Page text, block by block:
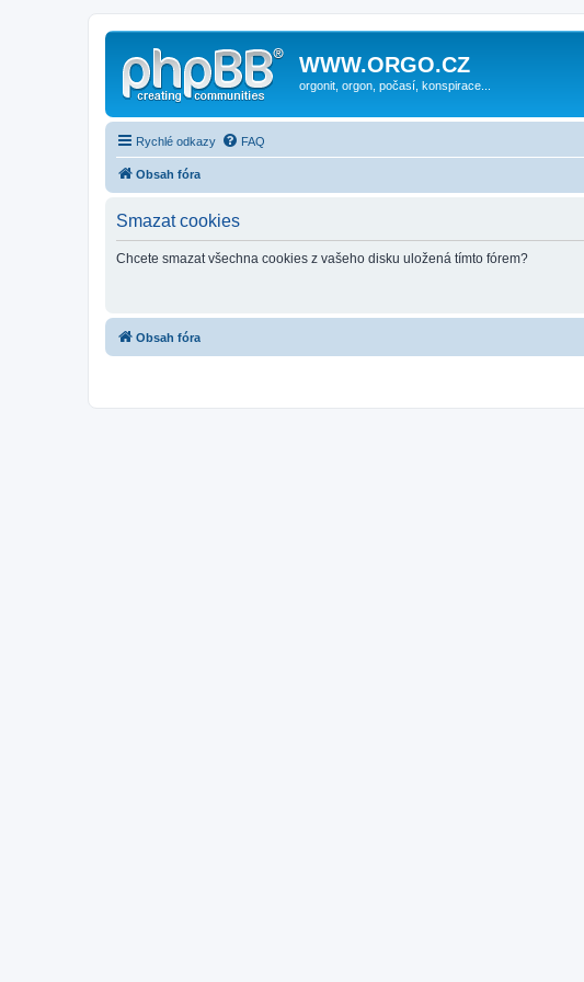
WWW.ORGO.CZ
orgonit, orgon, počasí, konspirace...
Rychlé odkazy FAQ
Obsah fóra
Smazat cookies
Chcete smazat všechna cookies z vašeho disku uložená tímto fórem?
Obsah fóra